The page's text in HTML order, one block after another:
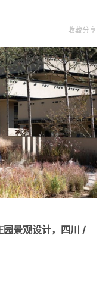
收藏分享
园景观设计，四川 /